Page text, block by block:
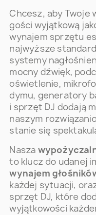
Chcesz, aby Twoje
gości wyjątkową
wynajem sprzętu
najwyższe
systemy
mocny dźwięk,
oświetlenie,
dymu, generatory
i sprzęt DJ dodają
naszym
stanie się
Nasza
to klucz do udanej
wynajem
każdej sytuacji,
sprzęt DJ, które
wyjątkowości